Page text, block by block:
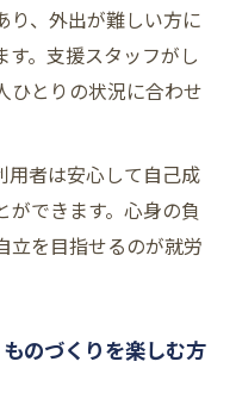
り、外出が難しい方に
。支援スタッフがし
ひとりの状況に合わせ
用者は安心して自己成
ができます。心身の負
立を目指せるのが就労
のづくりを楽しむ方